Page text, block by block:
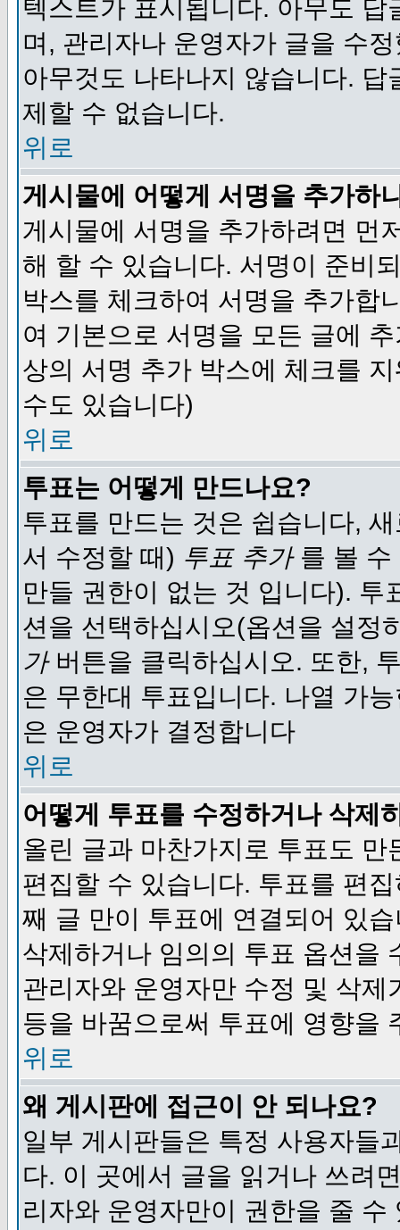
텍스트가 표시됩니다. 아무도
며, 관리자나 운영자가 글을 수
아무것도 나타나지 않습니다.
제할 수 없습니다.
위로
게시물에 어떻게 서명을 추가하
게시물에 서명을 추가하려면 먼
해 할 수 있습니다. 서명이 준비
박스를 체크하여 서명을 추가합
여 기본으로 서명을 모든 글에
상의 서명 추가 박스에 체크를
수도 있습니다)
위로
투표는 어떻게 만드나요?
투표를 만드는 것은 쉽습니다,
서 수정할 때) 투표 추가를 볼 수
만들 권한이 없는 것 입니다).
션을 선택하십시오(옵션을 설정
가버튼을 클릭하십시오. 또한,
은 무한대 투표입니다. 나열 가
은 운영자가 결정합니다
위로
어떻게 투표를 수정하거나 삭제
올린 글과 마찬가지로 투표도
편집할 수 있습니다. 투표를 편
째 글 만이 투표에 연결되어 있
삭제하거나 임의의 투표 옵션을
관리자와 운영자만 수정 및 삭
등을 바꿈으로써 투표에 영향을
위로
왜 게시판에 접근이 안 되나요?
일부 게시판들은 특정 사용자들
다. 이 곳에서 글을 읽거나 쓰려
리자와 운영자만이 권한을 줄